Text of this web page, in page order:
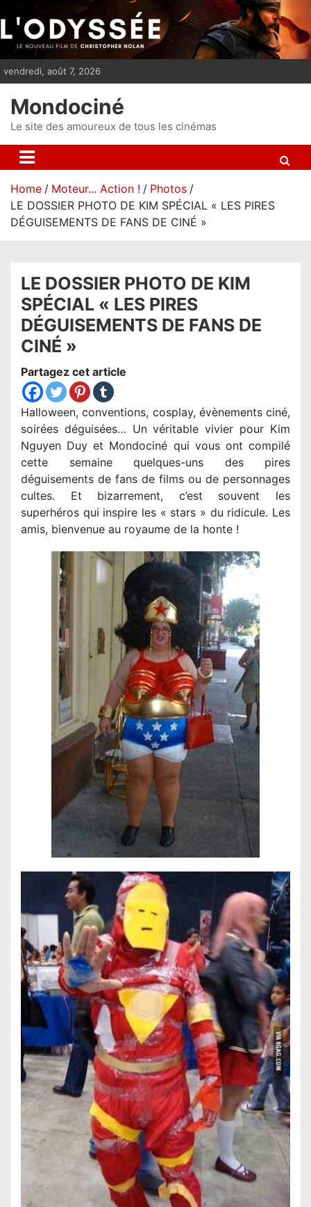
i
p
n
vendredi, août 7, 2026
Mondociné
Le site des amoureux de tous les cinémas
Home Moteur... Action !
Photos
LE DOSSIER PHOTO DE KIM SPÉCIAL « LES PIRES
DÉGUISEMENTS DE FANS DE CINÉ »
LE DOSSIER PHOTO DE KIM
SPÉCIAL « LES PIRES
DÉGUISEMENTS DE FANS DE
CINÉ »
Partagez cet article
Halloween, conventions, cosplay, évènements ciné,
soirées déguisées… Un véritable vivier pour Kim
Nguyen Duy et Mondociné qui vous ont compilé
cette semaine quelques-uns des pires
déguisements de fans de films ou de personnages
cultes. Et bizarrement, c’est souvent les
superhéros qui inspire les « stars » du ridicule. Les
amis, bienvenue au royaume de la honte !